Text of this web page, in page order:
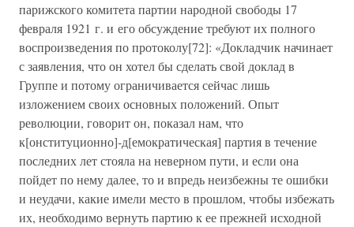
парижского комитета партии народной свободы 17
февраля 1921 г. и его обсуждение требуют их полного
воспроизведения по протоколу[72]: «Докладчик начинает
с заявления, что он хотел бы сделать свой доклад в
Группе и потому ограничивается сейчас лишь
изложением своих основных положений. Опыт
революции, говорит он, показал нам, что
к[онституционно]-д[емократическая] партия в течение
последних лет стояла на неверном пути, и если она
пойдет по нему далее, то и впредь неизбежны те ошибки
и неудачи, какие имели место в прошлом, чтобы избежать
их, необходимо вернуть партию к ее прежней исходной